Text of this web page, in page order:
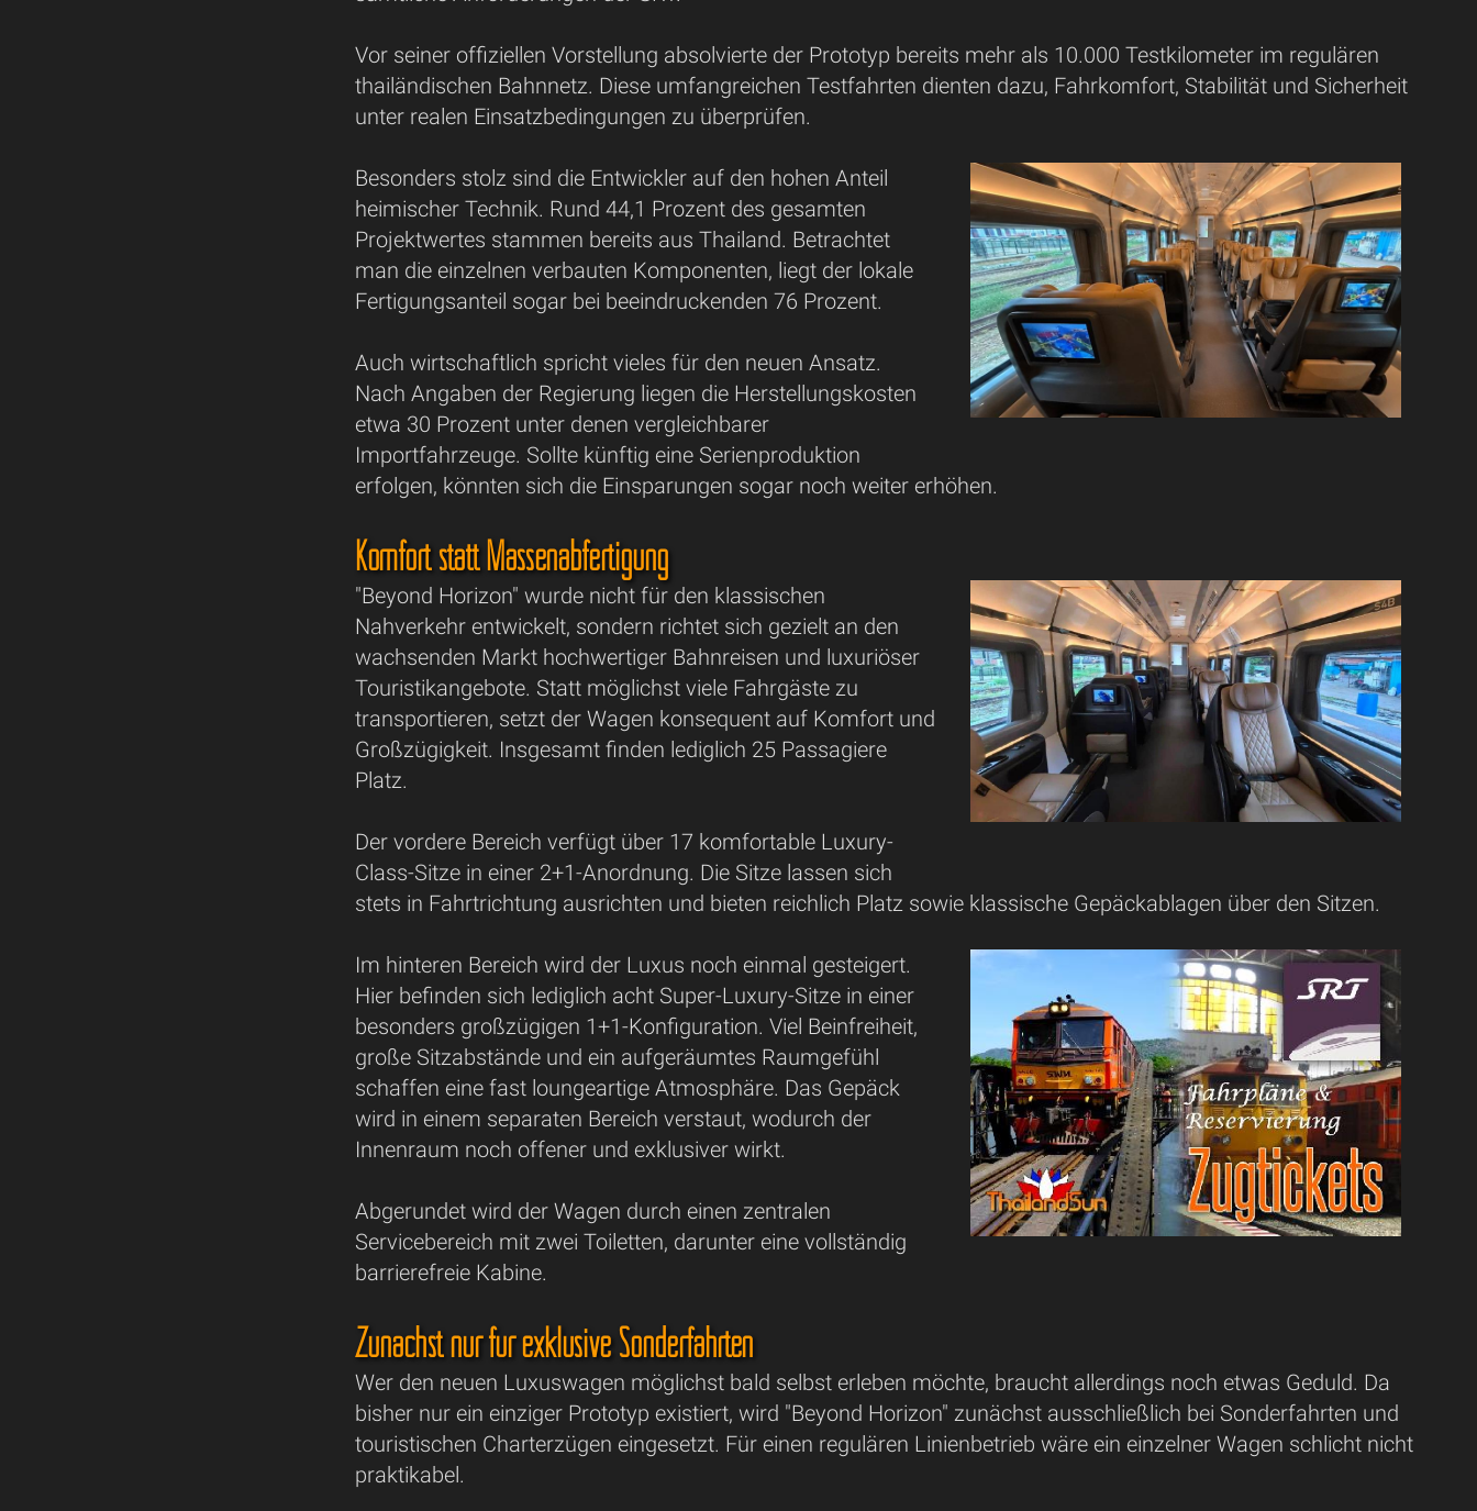
Vor seiner offiziellen Vorstellung absolvierte der Prototyp bereits mehr als 10.000 Testkilometer im regulären
thailändischen Bahnnetz. Diese umfangreichen Testfahrten dienten dazu, Fahrkomfort, Stabilität und Sicherheit
unter realen Einsatzbedingungen zu überprüfen.
Besonders stolz sind die Entwickler auf den hohen Anteil
heimischer Technik. Rund 44,1 Prozent des gesamten
Projektwertes stammen bereits aus Thailand. Betrachtet
man die einzelnen verbauten Komponenten, liegt der lokale
Fertigungsanteil sogar bei beeindruckenden 76 Prozent.
Auch wirtschaftlich spricht vieles für den neuen Ansatz.
Nach Angaben der Regierung liegen die Herstellungskosten
etwa 30 Prozent unter denen vergleichbarer
Importfahrzeuge. Sollte künftig eine Serienproduktion
erfolgen, könnten sich die Einsparungen sogar noch weiter erhöhen.
Komfort statt Massenabfertigung
"Beyond Horizon" wurde nicht für den klassischen
Nahverkehr entwickelt, sondern richtet sich gezielt an den
wachsenden Markt hochwertiger Bahnreisen und luxuriöser
Touristikangebote. Statt möglichst viele Fahrgäste zu
transportieren, setzt der Wagen konsequent auf Komfort und
Großzügigkeit. Insgesamt finden lediglich 25 Passagiere
Platz.
Der vordere Bereich verfügt über 17 komfortable Luxury-
Class-Sitze in einer 2+1-Anordnung. Die Sitze lassen sich
stets in Fahrtrichtung ausrichten und bieten reichlich Platz sowie klassische Gepäckablagen über den Sitzen.
Im hinteren Bereich wird der Luxus noch einmal gesteigert.
Hier befinden sich lediglich acht Super-Luxury-Sitze in einer
besonders großzügigen 1+1-Konfiguration. Viel Beinfreiheit,
große Sitzabstände und ein aufgeräumtes Raumgefühl
schaffen eine fast loungeartige Atmosphäre. Das Gepäck
wird in einem separaten Bereich verstaut, wodurch der
Innenraum noch offener und exklusiver wirkt.
Abgerundet wird der Wagen durch einen zentralen
Servicebereich mit zwei Toiletten, darunter eine vollständig
barrierefreie Kabine.
Zunächst nur für exklusive Sonderfahrten
Wer den neuen Luxuswagen möglichst bald selbst erleben möchte, braucht allerdings noch etwas Geduld. Da
bisher nur ein einziger Prototyp existiert, wird "Beyond Horizon" zunächst ausschließlich bei Sonderfahrten und
touristischen Charterzügen eingesetzt. Für einen regulären Linienbetrieb wäre ein einzelner Wagen schlicht nicht
praktikabel.